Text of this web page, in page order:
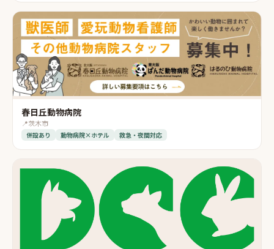
春日丘動物病院
📍茨木市
併設あり 動物病院×ホテル 救急・夜間対応